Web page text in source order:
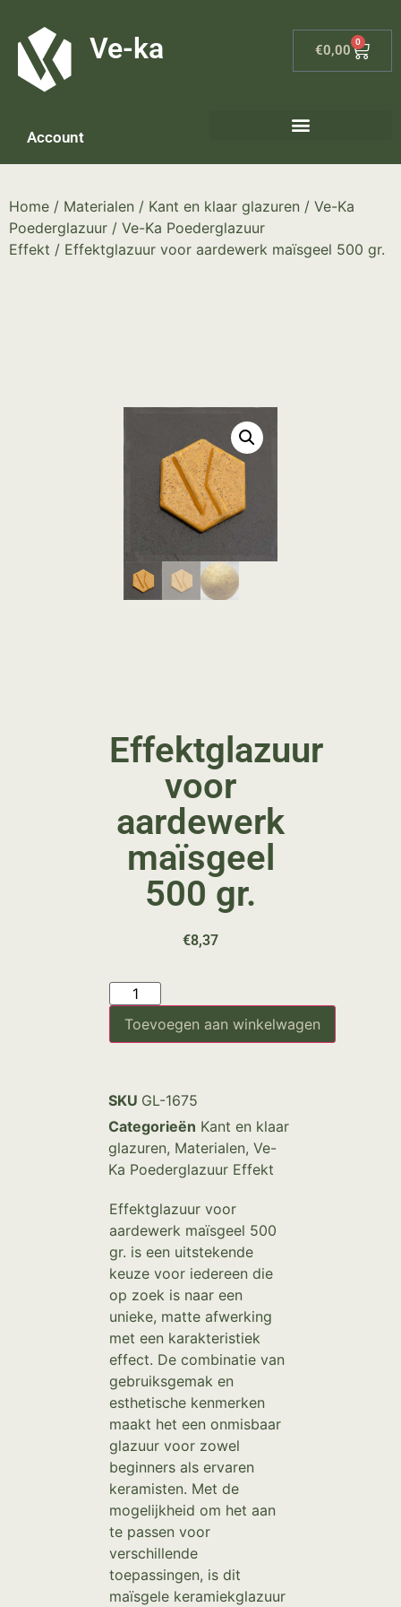
Ve-ka €0,00
0
Account
Home / Materialen / Kant en klaar glazuren / Ve-Ka
Poederglazuur / Ve-Ka Poederglazuur
Effekt / Effektglazuur voor aardewerk maïsgeel 500 gr.
Effektglazuur
voor
aardewerk
maïsgeel
500 gr.
€8,37
Toevoegen aan winkelwagen
SKU GL-1675
Categorieën Kant en klaar
glazuren, Materialen, Ve-
Ka Poederglazuur Effekt
Effektglazuur voor
aardewerk maïsgeel 500
gr. is een uitstekende
keuze voor iedereen die
op zoek is naar een
unieke, matte afwerking
met een karakteristiek
effect. De combinatie van
gebruiksgemak en
esthetische kenmerken
maakt het een onmisbaar
glazuur voor zowel
beginners als ervaren
keramisten. Met de
mogelijkheid om het aan
te passen voor
verschillende
toepassingen, is dit
maïsgele keramiekglazuur